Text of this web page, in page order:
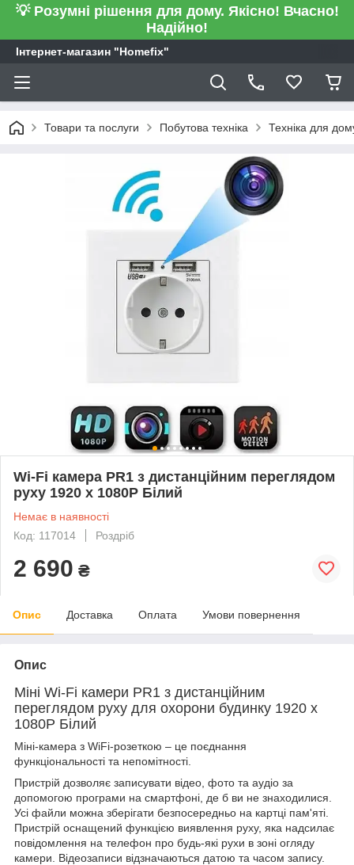
💡 Розумні рішення для дому. Якісно! Вчасно!
Надійно!
Інтернет-магазин "Homefix"
Товари та послуги Побутова техніка Техніка для
Wi-Fi камера PR1 з дистанційним переглядом
руху 1920 x 1080P Білий
Немає в наявності
Код: 117014
Роздріб
2 690 ₴
Опис Доставка Оплата Умови повернення
Опис
Міні Wi-Fi камери PR1 з дистанційним
переглядом руху для охорони будинку 1920 x
1080P Білий
Міні-камера з WiFi-розеткою – це поєднання
функціональності та непомітності.
Пристрій дозволяє записувати відео, фото та аудіо за
допомогою програми на смартфоні, де б ви не знаходилися.
Усі файли можна зберігати безпосередньо на картці пам'яті.
Пристрій оснащений функцією виявлення руху, яка надсилає
повідомлення на телефон про будь-які рухи в зоні огляду
камери. Відеозаписи відзначаються датою та часом запису.